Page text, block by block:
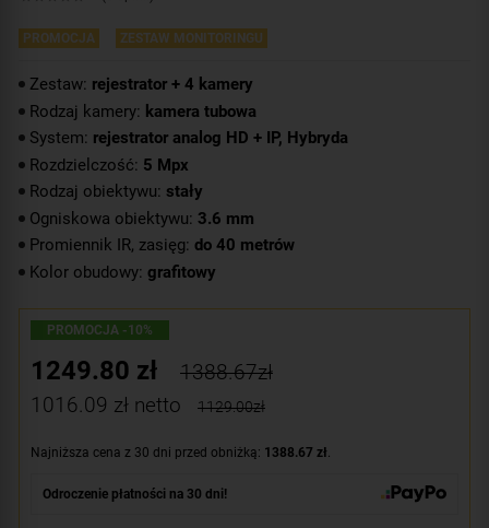
PROMOCJA ZESTAW MONITORINGU
Zestaw: rejestrator + 4 kamery
Rodzaj kamery: kamera tubowa
System: rejestrator analog HD + IP, Hybryda
Rozdzielczość: 5 Mpx
Rodzaj obiektywu: stały
Ogniskowa obiektywu: 3.6 mm
Promiennik IR, zasięg: do 40 metrów
Kolor obudowy: grafitowy
PROMOCJA -10%
1249.80 zł
1388.67zł
1016.09 zł netto 1129.00zł
Najniższa cena z 30 dni przed obniżką: 1388.67 zł .
Odroczenie płatności na 30 dni!